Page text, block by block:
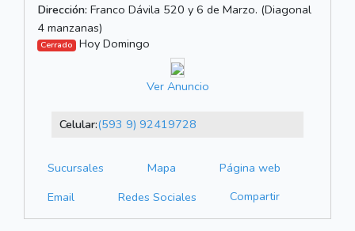
Dirección: Franco Dávila 520 y 6 de Marzo. (Diagonal
4 manzanas)
Cerrado Hoy Domingo
Ver Anuncio
Celular:(593 9) 92419728
Sucursales Mapa
Página web
Email
Redes Sociales Compartir